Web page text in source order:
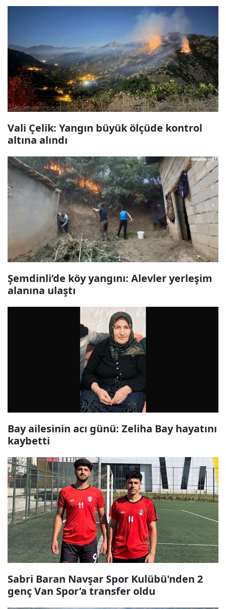
Vali Çelik: Yangın büyük ölçüde kontrol
altına alındı
Şemdinli’de köy yangını: Alevler yerleşim
alanına ulaştı
Bay ailesinin acı günü: Zeliha Bay hayatını
kaybetti
Sabri Baran Navşar Spor Kulübü'nden 2
genç Van Spor’a transfer oldu